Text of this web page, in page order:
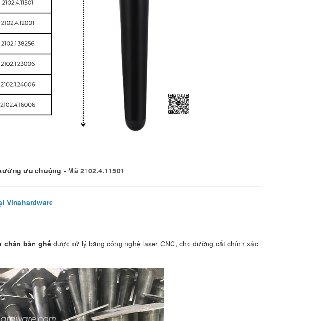
ưu chuộng - Mã 2102.4.11501
Vinahardware
chân bàn ghế được xử lý bằng công nghệ laser CNC, cho đường cắt chính xác